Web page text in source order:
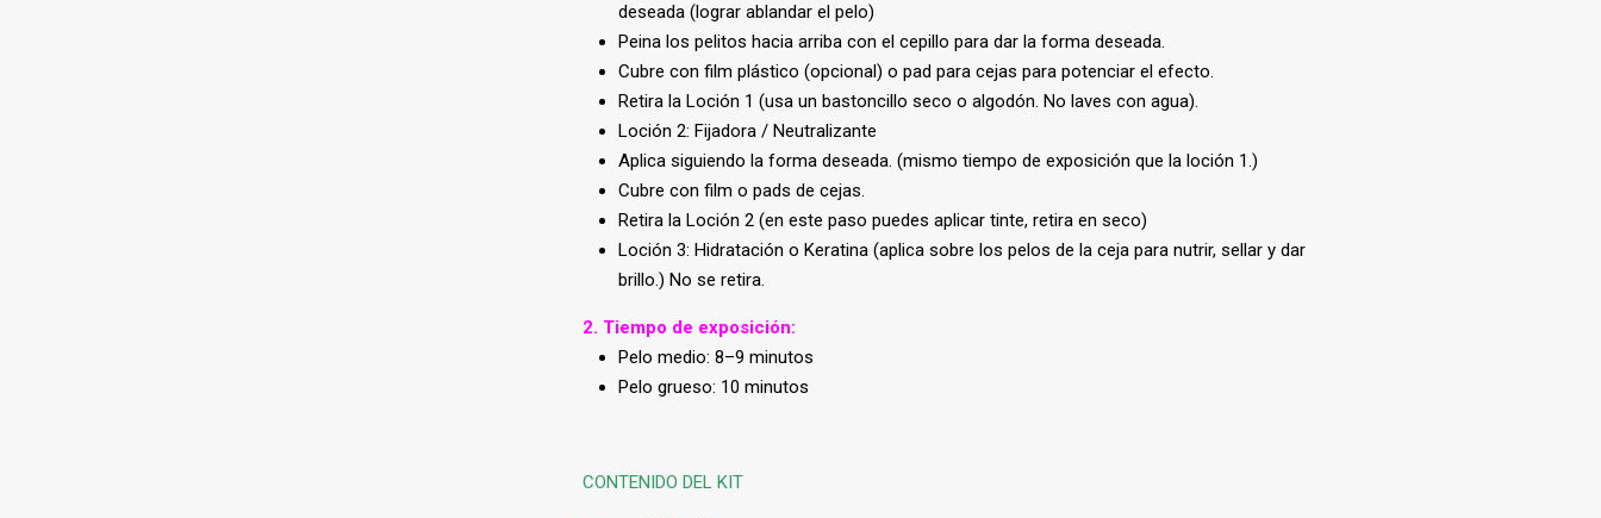
deseada (lograr ablandar el pelo)
Peina los pelitos hacia arriba con el cepillo para dar la forma deseada.
Cubre con film plástico (opcional) o pad para cejas para potenciar el efecto.
Retira la Loción 1 (usa un bastoncillo seco o algodón. No laves con agua).
Loción 2: Fijadora / Neutralizante
Aplica siguiendo la forma deseada. (mismo tiempo de exposición que la loción 1.)
Cubre con film o pads de cejas.
Retira la Loción 2 (en este paso puedes aplicar tinte, retira en seco)
Loción 3: Hidratación o Keratina (aplica sobre los pelos de la ceja para nutrir, sellar y dar
brillo.) No se retira.
2. Tiempo de exposición:
Pelo medio: 8–9 minutos
Pelo grueso: 10 minutos
CONTENIDO DEL KIT